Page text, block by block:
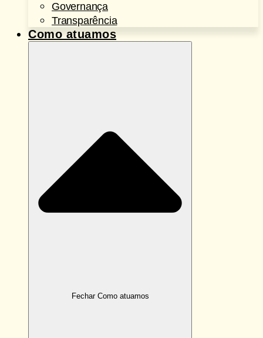
Governança
Transparência
Como atuamos
Fechar Como atuamos